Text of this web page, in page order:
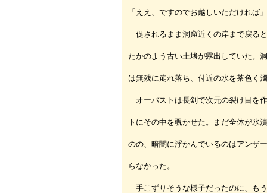
「ええ、ですのでお越しいただければ」
促されるまま洞窟近くの岸まで戻る
たかのよう古い土壌が露出していた。
は無残に崩れ落ち、付近の水を茶色く
オーバストは長剣で次元の裂け目を
トにその中を覗かせた。まだ全体が氷
のの、暗闇に浮かんでいるのはアンザ
らなかった。
手こずりそうな様子だったのに、も